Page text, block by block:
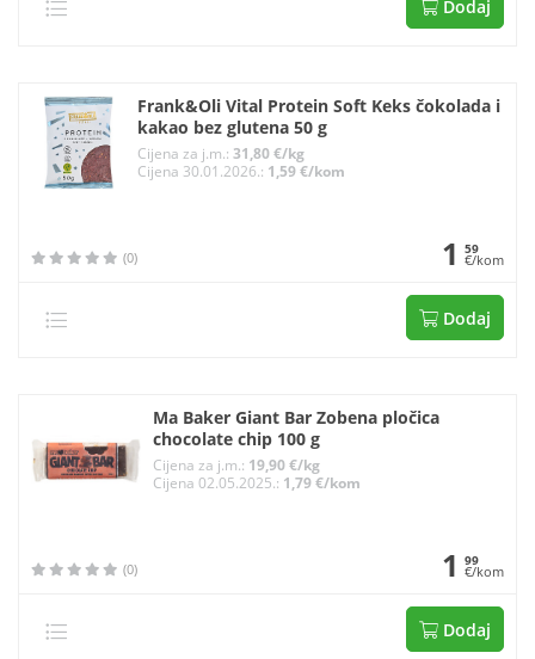
Dodaj
Frank&Oli Vital Protein Soft Keks čokolada i
kakao bez glutena 50 g
Cijena za j.m.: 31,80 €/kg
Cijena 30.01.2026.: 1,59 €/kom
(0) 1 59
€/kom
Dodaj
Ma Baker Giant Bar Zobena pločica
chocolate chip 100 g
Cijena za j.m.: 19,90 €/kg
Cijena 02.05.2025.: 1,79 €/kom
(0) 1 99
€/kom
Dodaj